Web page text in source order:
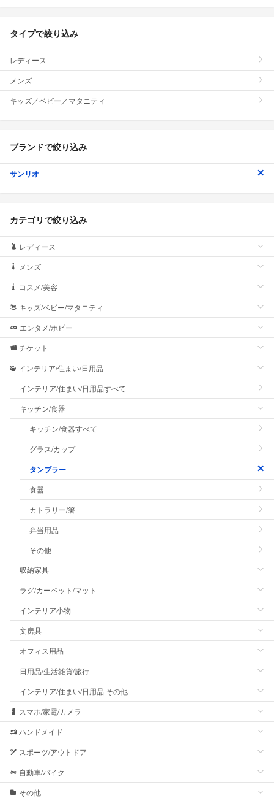
タイプで絞り込み
レディース
メンズ
キッズ／ベビー／マタニティ
ブランドで絞り込み
サンリオ
カテゴリで絞り込み
レディース
メンズ
コスメ/美容
キッズ/ベビー/マタニティ
エンタメ/ホビー
チケット
インテリア/住まい/日用品
インテリア/住まい/日用品すべて
キッチン/食器
キッチン/食器すべて
グラス/カップ
タンブラー
食器
カトラリー/箸
弁当用品
その他
収納家具
ラグ/カーペット/マット
インテリア小物
文房具
オフィス用品
日用品/生活雑貨/旅行
インテリア/住まい/日用品 その他
スマホ/家電/カメラ
ハンドメイド
スポーツ/アウトドア
自動車/バイク
その他